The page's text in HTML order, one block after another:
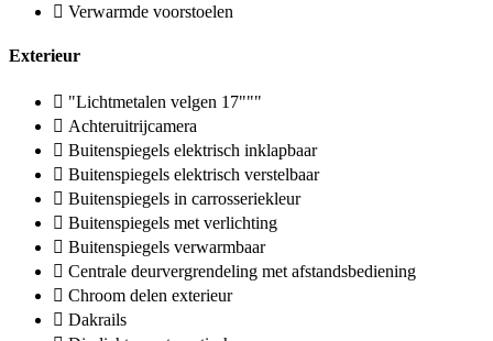
Verwarmde voorstoelen
Exterieur
"Lichtmetalen velgen 17"""
Achteruitrijcamera
Buitenspiegels elektrisch inklapbaar
Buitenspiegels elektrisch verstelbaar
Buitenspiegels in carrosseriekleur
Buitenspiegels met verlichting
Buitenspiegels verwarmbaar
Centrale deurvergrendeling met afstandsbediening
Chroom delen exterieur
Dakrails